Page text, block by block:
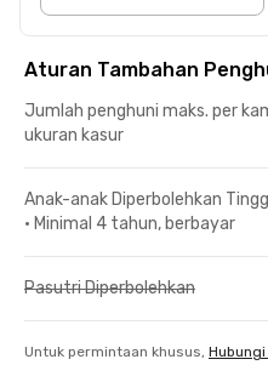
Aturan Tambahan
Jumlah penghuni maks. per
ukuran kasur
Anak-anak Diperbolehkan
• Minimal 4 tahun, berbayar
Pasutri Diperbolehkan
Untuk permintaan khusus, Hubungi